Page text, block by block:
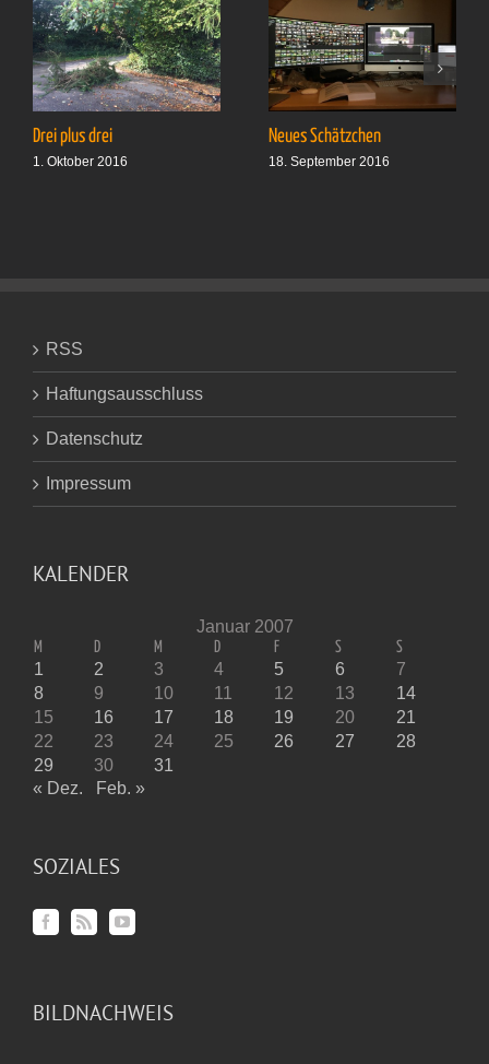
Drei plus drei
1. Oktober 2016
Neues Schätzchen
18. September 2016
RSS
Haftungsausschluss
Datenschutz
Impressum
KALENDER
Januar 2007
M D M D F S S
1 2 3 4 5 6
7
8
9 10 11 12 13
14
15
16 17 18 19 20
21
22
23 24 25 26 27
28
29
30
31
« Dez.
Feb. »
SOZIALES
BILDNACHWEIS